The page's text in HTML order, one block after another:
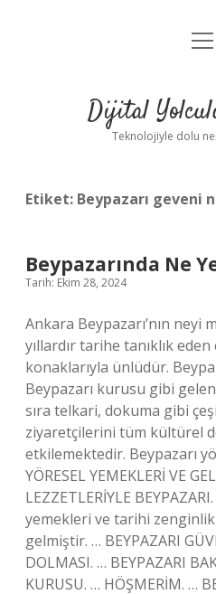
Yasal
Dijital
Teknolojiyle dolu
Etiket: Beypazarı geveni
Beypazarında Ne
Tarih: Ekim 28, 2024
Ankara Beypazarı’nın neyi
yıllardır tarihe tanıklık eden
konaklarıyla ünlüdür.
Beypazarı kurusu gibi
sıra telkari, dokuma gibi
ziyaretçilerini tüm kültürel
etkilemektedir. Beypazarı
YÖRESEL YEMEKLERİ VE
LEZZETLERİYLE
yemekleri ve tarihi
gelmiştir. … BEYPAZARI
DOLMASI. … BEYPAZARI
KURUSU. … HÖŞMERİM. …